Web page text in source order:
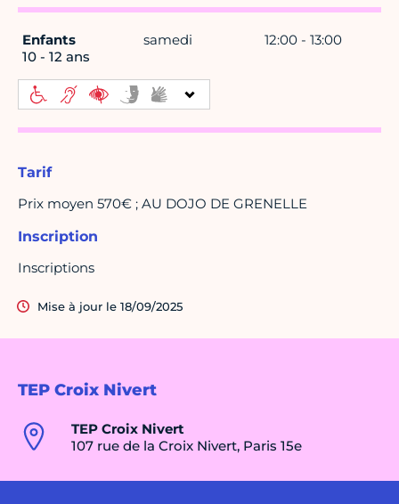
TEP Croix Nivert
TEP Croix Nivert
107 rue de la Croix Nivert, Paris 15e
Enfants
10 - 12 ans
samedi 12:00 - 13:00
Tarif
Prix moyen 570€ ; AU DOJO DE GRENELLE
Inscription
Inscriptions
Mise à jour le 18/09/2025